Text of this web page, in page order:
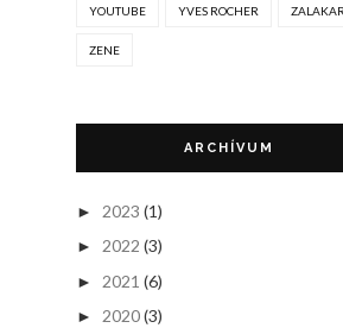
YOUTUBE YVES ROCHER
ZENE
ARCHÍVUM
► 2023 (1)
► 2022 (3)
► 2021 (6)
► 2020(3)